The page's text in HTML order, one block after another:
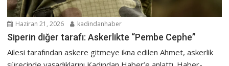
Haziran 21, 2026 kadindanhaber
Siperin diğer tarafı: Askerlikte “Pembe Cephe”
Ailesi tarafından askere gitmeye ikna edilen Ahmet, askerlik